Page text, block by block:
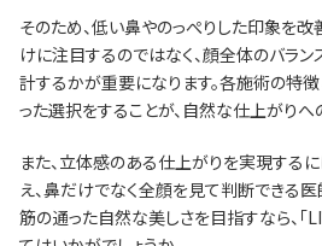
そのため、低い鼻やのっぺりした印象を
けに注目するのではなく、顔全体のバラ
計するかが重要になります。各施術の特
った選択をすることが、自然な仕上がりへ
また、立体感のある仕上がりを実現する
え、鼻だけでなく全顔を見て判断できる
筋の通った自然な美しさを目指すなら、「